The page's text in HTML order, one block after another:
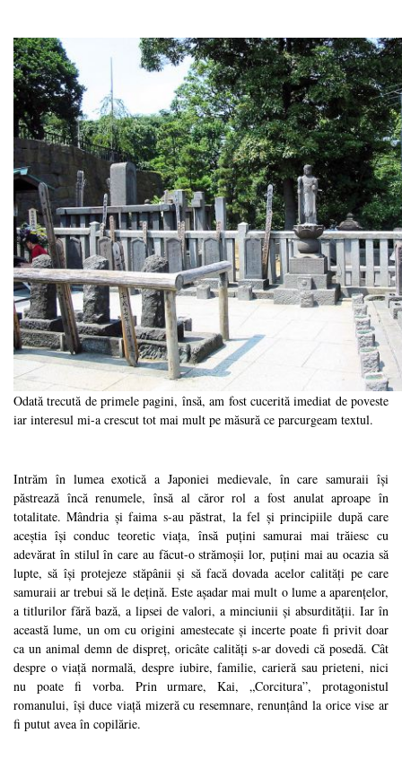
Odată trecută de primele pagini, însă, am fost cucerită imediat de poveste
iar interesul mi-a crescut tot mai mult pe măsură ce parcurgeam textul.
Intrăm în lumea exotică a Japoniei medievale, în care samuraii își
păstrează încă renumele, însă al căror rol a fost anulat aproape în
totalitate. Mândria și faima s-au păstrat, la fel și principiile după care
aceștia își conduc teoretic viața, însă puțini samurai mai trăiesc cu
adevărat în stilul în care au făcut-o strămoșii lor, puțini mai au ocazia să
lupte, să își protejeze stăpânii și să facă dovada acelor calități pe care
samuraii ar trebui să le dețină. Este așadar mai mult o lume a aparențelor,
a titlurilor fără bază, a lipsei de valori, a minciunii și absurdității. Iar în
această lume, un om cu origini amestecate și incerte poate fi privit doar
ca un animal demn de dispreț, oricâte calități s-ar dovedi că posedă. Cât
despre o viață normală, despre iubire, familie, carieră sau prieteni, nici
nu poate fi vorba. Prin urmare, Kai, „Corcitura”, protagonistul
romanului, își duce viață mizeră cu resemnare, renunțând la orice vise ar
fi putut avea în copilărie.